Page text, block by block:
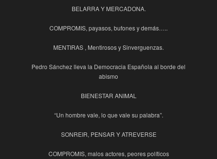
BELARRA Y MERCADONA.
COMPROMIS, payasos, bufones y demás…..
MENTIRAS , Mentirosos y Sinverguenzas.
Pedro Sánchez lleva la Democracia Española al borde del
abismo
BIENESTAR ANIMAL
“Un hombre vale, lo que vale su palabra”.
SONREIR, PENSAR Y ATREVERSE
COMPROMIS, malos actores, peores políticos